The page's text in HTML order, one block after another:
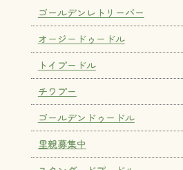
ゴールデンレトリーバー
オージードゥードル
トイプードル
チワプー
ゴールデンドゥードル
里親募集中